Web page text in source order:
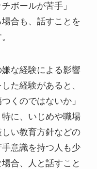
ボールが苦手」
合も、話すことを
な経験による影響
た経験があると、
くのではないか」
に、いじめや職場
い教育方針などの
意識を持つ人も少
合、人と話すこと